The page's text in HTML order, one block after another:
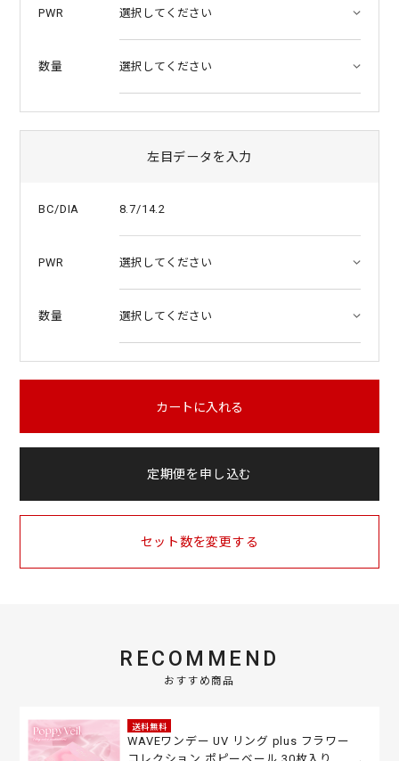
PWR
数量
左目データを入力
BC/DIA 8.7/14.2
PWR
数量
カートに入れる
定期便を申し込む
セット数を変更する
RECOMMEND
おすすめ商品
送料無料
WAVEワンデー UV リング plus フラワー